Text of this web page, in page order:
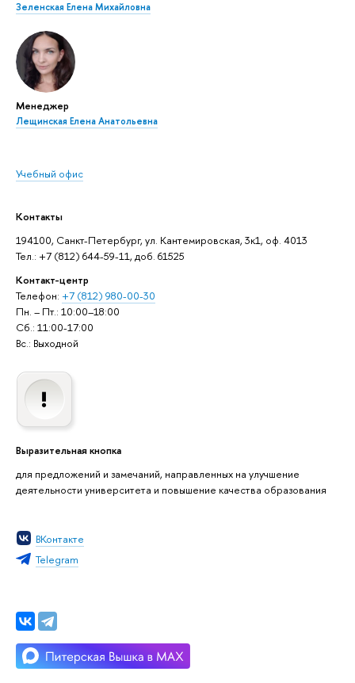
Зеленская Елена Михайловна
Менеджер
Лещинская Елена Анатольевна
Учебный офис
Контакты
194100, Санкт-Петербург, ул. Кантемировская, 3к1, оф. 4013
Тел.: +7 (812) 644-59-11, доб. 61525
Контакт-центр
Телефон: +7 (812) 980-00-30
Пн. – Пт.: 10:00–18:00
Сб.: 11:00-17:00
Вс.: Выходной
Выразительная кнопка
для предложений и замечаний, направленных на улучшение
деятельности университета и повышение качества образования
ВКонтакте
Telegram